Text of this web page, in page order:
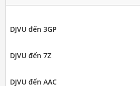
DJVU đến 3GP
DJVU đến 7Z
DJVU đến AAC